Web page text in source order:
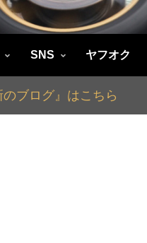
SNS ヤフオク
ブログ』はこちら